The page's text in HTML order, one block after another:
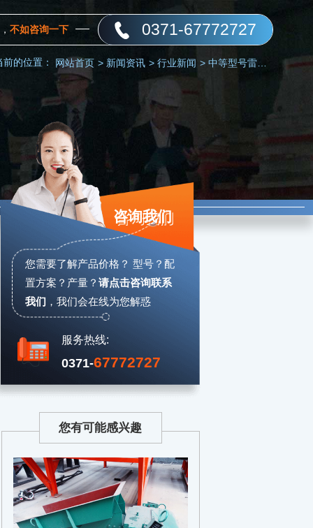
不如咨询一下 0371-67772727
前的位置： 网站首页 > 新闻资讯 > 行业新闻 > 中等型号雷蒙磨哪个更好用？
咨询我们
您需要了解产品价格？ 型号？配
置方案？产量？ 请点击咨询联系
我们 ， 我们会在线为您解惑
服务热线:
0371-67772727
您有可能感兴趣